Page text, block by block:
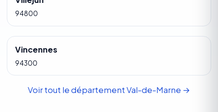
94800
Vincennes
94300
Voir tout le département Val-de-Marne →